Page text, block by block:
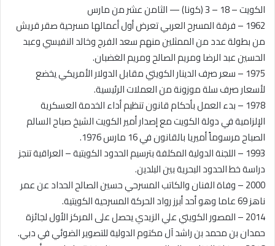
الكويت – 18 – 3 (كونا) — الثامن عشر من مارس
1962 – فرقة المسرح العربي تعرض أول أعمالها مسرحية صقر قريش
من بطولة عدد من الممثلين منهم سعد الفرج وخالد النفيسي وعبد
الحسين عبد الرضا ومريم الصالح ومريم الغضبان.
1975 – سعر صرف الدينار الكويتي مقابل الدولار الأمريكي يخضع
لأسعار صرف سلة موزونة من العملات الرئيسية.
1978 – بدء العمل بأحكام قانون تنظيم أداء الخدمة العسكرية
الإلزامية في دولة الكويت مع إصدار أمير الكويت الشيخ صباح السالم
الصباح مرسوماً أميريا بالقانون في 16 مارس 1976.
1993 – اللجنة الدولية المكلفة بترسيم الحدود الكويتية – العراقية تنجز
دراسة خط الحدود البحرية بين البلدين.
2000 – وفاة الفنان والكاتب المسرحي حسين الصالح الحداد عن عمر
ناهز 69 عاما وهو أحد أبرز رواد الحركة المسرحية الكويتية.
2014 – المصور الكويتي علي الزيدي يحصل على المركز الأول لجائزة
حمدان بن محمد بن راشد آل مكتوم الدولية للتصوير الضوئي في دبي.